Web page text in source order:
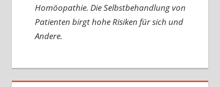
Homöopathie. Die Selbstbehandlung von
Patienten birgt hohe Risiken für sich und
Andere.